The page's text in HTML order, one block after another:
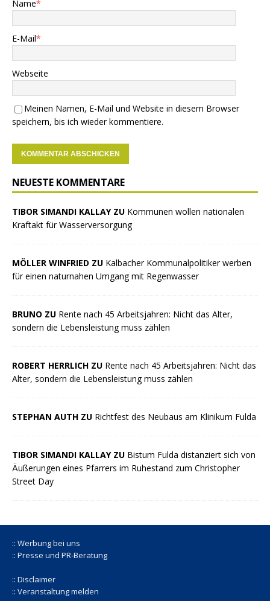
Name*
E-Mail*
Webseite
Meinen Namen, E-Mail und Website in diesem Browser
speichern, bis ich wieder kommentiere.
NEUESTE KOMMENTARE
TIBOR SIMANDI KALLAY ZU Kommunen wollen nationalen
Kraftakt für Wasserversorgung
MÖLLER WINFRIED ZU Kalbacher Kommunalpolitiker werben
für einen naturnahen Umgang mit Regenwasser
BRUNO ZU Rente nach 45 Arbeitsjahren: Nicht das Alter,
sondern die Lebensleistung muss zählen
ROBERT HERRLICH ZU Rente nach 45 Arbeitsjahren: Nicht das
Alter, sondern die Lebensleistung muss zählen
STEPHAN AUTH ZU Richtfest des Neubaus am Klinikum Fulda
TIBOR SIMANDI KALLAY ZU Bistum Fulda distanziert sich von
Äußerungen eines Pfarrers im Ruhestand zum Christopher
Street Day
:: Werbung bei uns
:: Presse und PR-Beratung
:: Disclaimer
:: Veranstaltung melden